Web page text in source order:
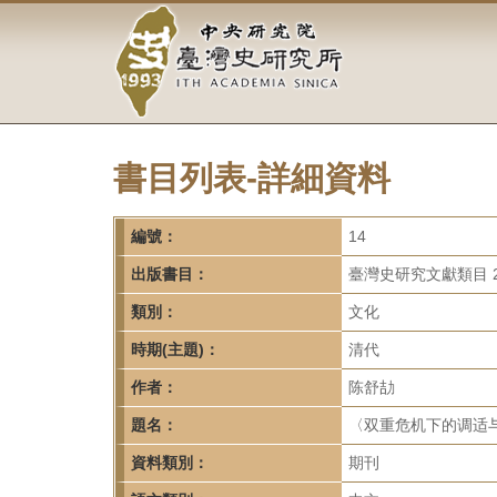
容
中
央
研
究
院-
臺
灣
史
研
究
所-
書目列表-詳細資料
編號： 14
出版書目： 臺灣史研究文獻類目
類別： 文化
時期(主題)： 清代
作者： 陈舒劼
題名： 〈双重危机下的调
資料類別： 期刊